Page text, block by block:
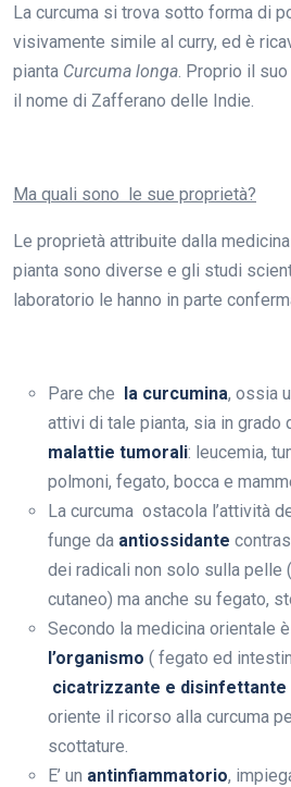
La curcuma si trova sotto forma di
visivamente simile al curry, ed è
pianta Curcuma longa . Proprio il
il nome di Zafferano delle Indie.
Ma quali sono le sue proprietà?
Le proprietà attribuite dalla
pianta sono diverse e gli studi
laboratorio le hanno in parte
Pare che la curcumina, ossia
attivi di tale pianta, sia in grado
malattie tumorali: leucemia,
polmoni, fegato, bocca e
La curcuma ostacola l’attività
funge da antiossidante
dei radicali non solo sulla pelle
cutaneo) ma anche su fegato,
Secondo la medicina orientale è
l’organismo ( fegato ed
cicatrizzante e disinfettante
oriente il ricorso alla curcuma
scottature.
E’ un antinfiammatorio,